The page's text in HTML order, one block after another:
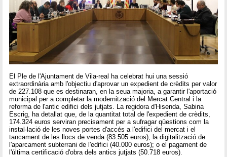
El Ple de l'Ajuntament de Vila-real ha celebrat hui una sessió
extraordinària amb l'objectiu d'aprovar un expedient de crèdits per valor
de 227.108 que es destinaran, en la seua majoria, a garantir l'aportació
municipal per a completar la modernització del Mercat Central i la
reforma de l'antic edifici dels jutjats. La regidora d'Hisenda, Sabina
Escrig, ha detallat que, de la quantitat total de l'expedient de crèdits,
174.324 euros serviran precisament per a sufragar qüestions com la
instal·lació de les noves portes d'accés a l'edifici del mercat i el
tancament de les llocs de venda (83.505 euros); la digitalització de
l'aparcament subterrani de l'edifici (40.000 euros); o el pagament de
l'última certificació d'obra dels antics jutjats (50.718 euros).